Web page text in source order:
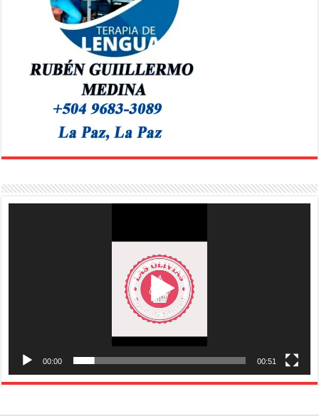
00:00 00:51